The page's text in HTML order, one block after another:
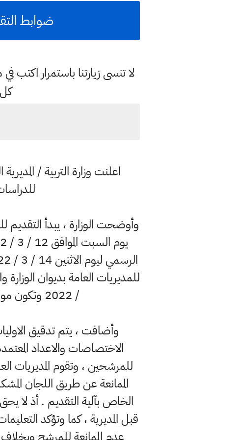
ضوابط
لا تنسى زيارتنا باستمرار
اعلنت وزارة التربية /
للدراسات
وأوضحت الوزارة ، يبدأ التقديم
/ 2022 وتكون موقعة من قبل وكيل الوزارة للشؤون الادارية الدكتور فلاح القيسي .
وأضافت ، يتم تدقيق
الاختصاصات والاعداد
للمرشحين ، وتقوم المديريات
الممانعة عن طريق اللجان
الخاص بآلية التقديم . أذ لا
قبل المديرية ، كما وتؤكد